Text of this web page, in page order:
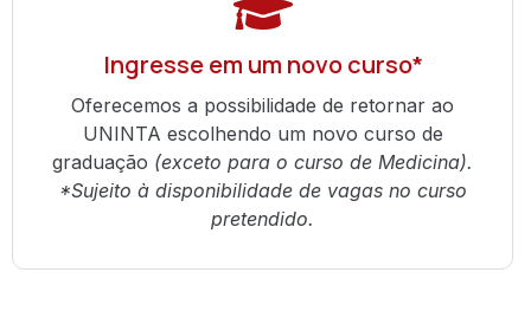
Ingresse em um novo curso*
Oferecemos a possibilidade de retornar ao
UNINTA escolhendo um novo curso de
graduação (exceto para o curso de Medicina).
*Sujeito à disponibilidade de vagas no curso
pretendido.